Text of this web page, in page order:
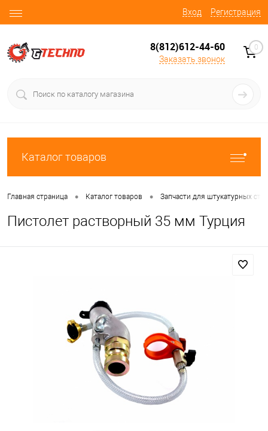
Вход Регистрация
8(812)612-44-60
Заказать звонок
0
Каталог товаров
Главная страница • Каталог товаров • Запчасти для штукатурных
Пистолет растворный 35 мм Турция